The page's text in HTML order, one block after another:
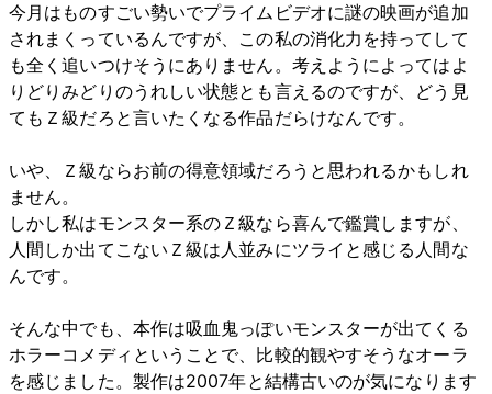
今月はものすごい勢いでプライムビデオに謎の映画が追加
されまくっているんですが、この私の消化力を持ってして
も全く追いつけそうにありません。考えようによってはよ
りどりみどりのうれしい状態とも言えるのですが、どう見
てもＺ級だろと言いたくなる作品だらけなんです。
いや、Ｚ級ならお前の得意領域だろうと思われるかもしれ
ません。
しかし私はモンスター系のＺ級なら喜んで鑑賞しますが、
人間しか出てこないＺ級は人並みにツライと感じる人間な
んです。
そんな中でも、本作は吸血鬼っぽいモンスターが出てくる
ホラーコメディということで、比較的観やすそうなオーラ
を感じました。製作は2007年と結構古いのが気になります